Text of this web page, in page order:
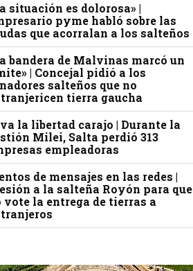
situación es dolorosa» |
pyme habló sobre las
que acorralan a los salteños
bandera de Malvinas marcó un
| Concejal pidió a los
salteños que no
tierra gaucha
la libertad carajo | Durante la
Milei, Salta perdió 313
empleadoras
de mensajes en las redes |
a la salteña Royón para que
vote la entrega de tierras a